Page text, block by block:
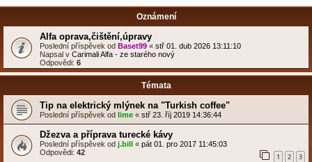
Oznámení
Alfa oprava,čištění,úpravy
Poslední příspěvek od Baset99 « stř 01. dub 2026 13:11:10
Napsal v Carimali Alfa - ze starého nový
Odpovědi: 6
Témata
Tip na elektrický mlýnek na "Turkish coffee"
Poslední příspěvek od lime « stř 23. říj 2019 14:36:44
Džezva a příprava turecké kávy
Poslední příspěvek od j.bill « pát 01. pro 2017 11:45:03
Odpovědi: 42 1 2 3